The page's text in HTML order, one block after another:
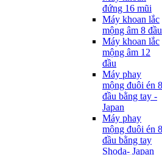
đứng 16 mũi
Máy khoan lắc
mộng âm 8 đầu
Máy khoan lắc
mộng âm 12
đầu
Máy phay
mộng đuôi én 8
đầu bằng tay -
Japan
Máy phay
mộng đuôi én 8
đầu bằng tay
Shoda- Japan